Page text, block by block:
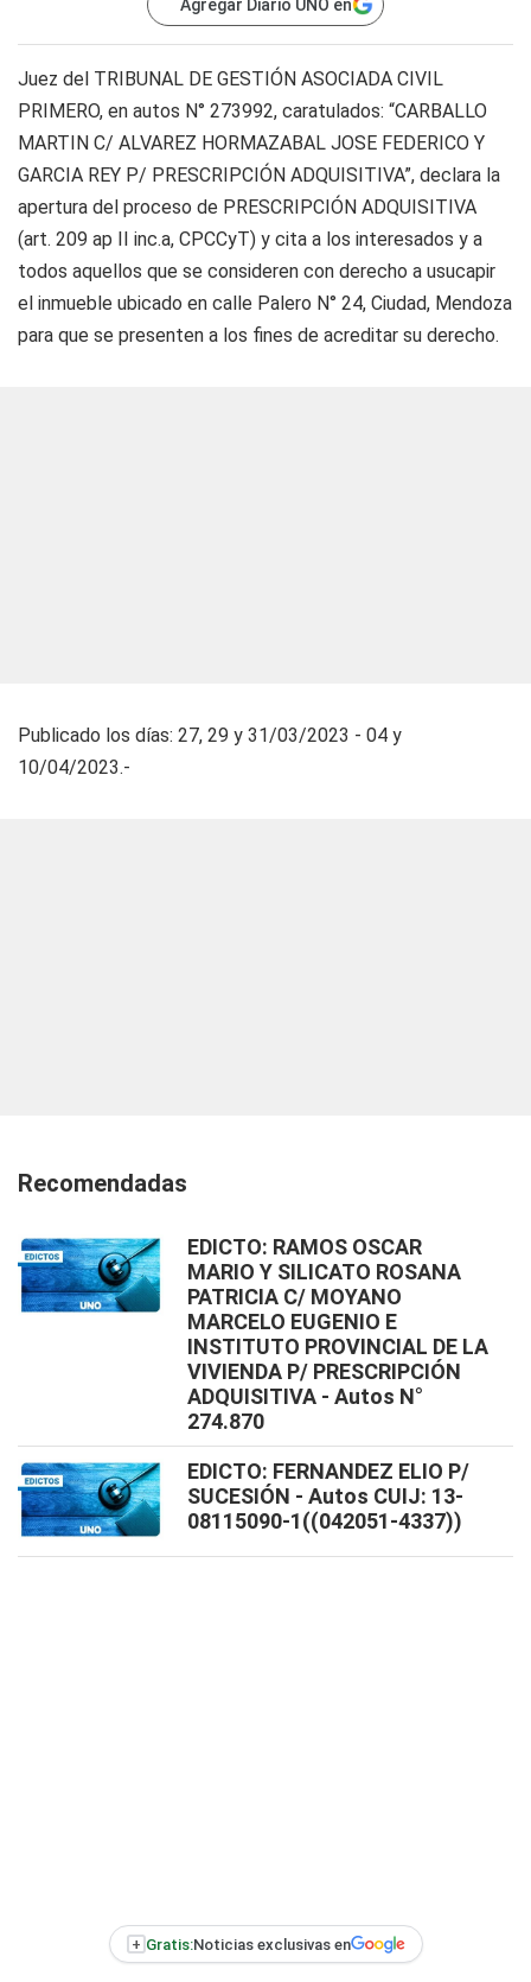
Agregar Diario UNO en
Juez del TRIBUNAL DE GESTIÓN ASOCIADA CIVIL
PRIMERO, en autos N° 273992, caratulados: “CARBALLO
MARTIN C/ ALVAREZ HORMAZABAL JOSE FEDERICO Y
GARCIA REY P/ PRESCRIPCIÓN ADQUISITIVA”, declara la
apertura del proceso de PRESCRIPCIÓN ADQUISITIVA
(art. 209 ap II inc.a, CPCCyT) y cita a los interesados y a
todos aquellos que se consideren con derecho a usucapir
el inmueble ubicado en calle Palero N° 24, Ciudad, Mendoza
para que se presenten a los fines de acreditar su derecho.
Publicado los días: 27, 29 y 31/03/2023 - 04 y
10/04/2023.-
Recomendadas
EDICTO: RAMOS OSCAR
MARIO Y SILICATO ROSANA
PATRICIA C/ MOYANO
MARCELO EUGENIO E
INSTITUTO PROVINCIAL DE LA
VIVIENDA P/ PRESCRIPCIÓN
ADQUISITIVA - Autos N°
274.870
EDICTO: FERNANDEZ ELIO P/
SUCESIÓN - Autos CUIJ: 13-
08115090-1((042051-4337))
+ Gratis:Noticias exclusivas en